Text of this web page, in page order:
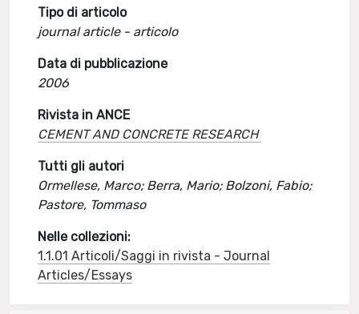
Tipo di articolo
journal article - articolo
Data di pubblicazione
2006
Rivista in ANCE
CEMENT AND CONCRETE RESEARCH
Tutti gli autori
Ormellese, Marco; Berra, Mario; Bolzoni, Fabio;
Pastore, Tommaso
Nelle collezioni:
1.1.01 Articoli/Saggi in rivista - Journal
Articles/Essays